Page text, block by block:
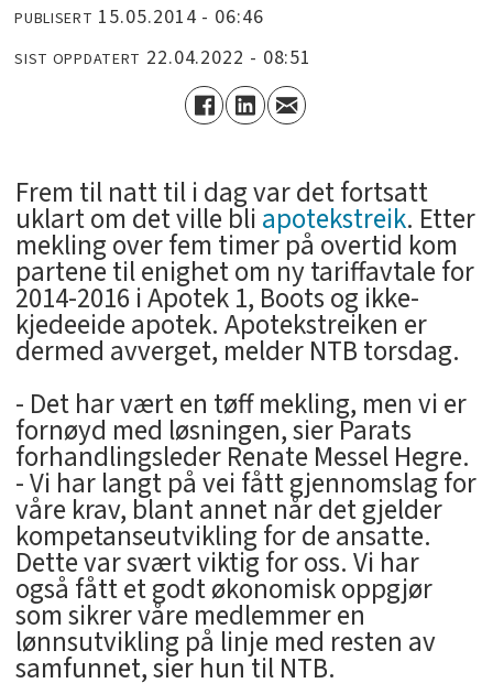
PUBLISERT 15.05.2014 - 06:46
SIST OPPDATERT 22.04.2022 - 08:51
Frem til natt til i dag var det fortsatt
uklart om det ville bliapotekstreik. Etter
mekling over fem timer på overtid kom
partene til enighet om ny tariffavtale for
2014-2016 i Apotek 1, Boots og ikke-
kjedeeide apotek. Apotekstreiken er
dermed avverget, melder NTB torsdag.
- Det har vært en tøff mekling, men vi er
fornøyd med løsningen, sier Parats
forhandlingsleder Renate Messel Hegre.
- Vi har langt på vei fått gjennomslag for
våre krav, blant annet når det gjelder
kompetanseutvikling for de ansatte.
Dette var svært viktig for oss. Vi har
også fått et godt økonomisk oppgjør
som sikrer våre medlemmer en
lønnsutvikling på linje med resten av
samfunnet, sier hun til NTB.